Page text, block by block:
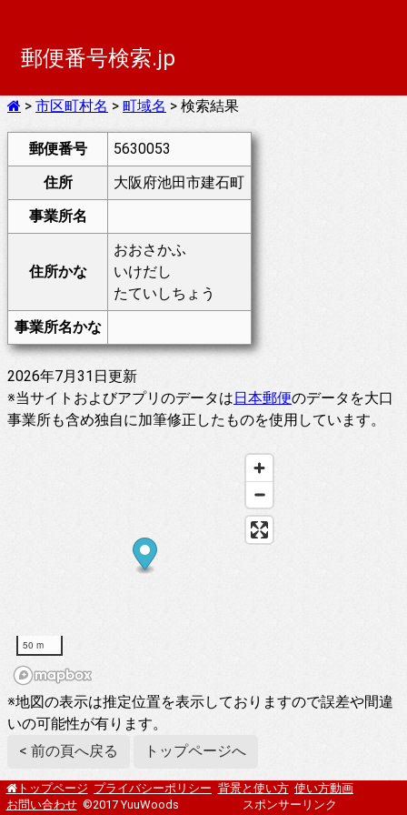
郵便番号検索.jp
> 市区町村名 > 町域名 > 検索結果
郵便番号
5630053
住所
大阪府池田市建石町
事業所名
住所かな
おおさかふ
いけだし
たていしちょう
事業所名かな
2026年7月31日更新
※当サイトおよびアプリのデータは日本郵便のデータを大口
事業所も含め独自に加筆修正したものを使用しています。
50 m
※地図の表示は推定位置を表示しておりますので誤差や間違
いの可能性が有ります。
< 前の頁へ戻る
トップページへ
トップページ プライバシーポリシー 背景と使い方 使い方動画
お問い合わせ ©2017 YuuWoods スポンサーリンク